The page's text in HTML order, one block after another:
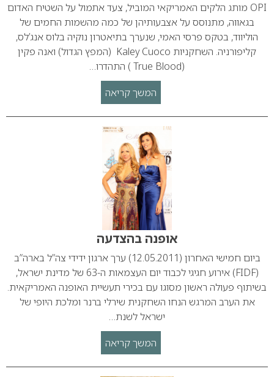
OPI מותג הלקים האמריקאי המוביל, צעד אתמול על השטיח האדום
בגאווה, מתנוסס על אצבעותיהן של כמה מהשמות החמים של
הוליווד, בטקס פרסי האמי, שנערך בתיאטרון נוקיה בלוס אנג’לס,
קליפורניה. השחקניות Kaley Cuoco (המפץ הגדול) ואנה פקין
(True Blood ) התהדרו…
המשך קריאה
אופנה בהצדעה
ביום חמישי האחרון (12.05.2011) ערך ארגון ידידי צה”ל בארה”ב
(FIDF) אירוע חגיגי לכבוד יום העצמאות ה-63 של מדינת ישראל,
בשיתוף פעולה ראשון מסוגו עם בכירי תעשיית האופנה האמריקאית.
את הערב המרגש הנחו השחקנית שירלי ברנר ומלכת היופי של
ישראל לשנת…
המשך קריאה